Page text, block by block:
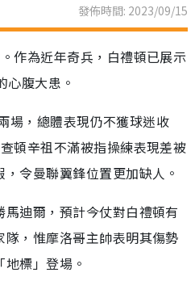
發佈時間: 2023/09/15
作為近年奇兵，白禮頓已展示
腹大患。
場，總體表現仍不獲球迷收
頓辛祖不滿被指操練表現差被
令曼聯翼鋒位置更加缺人。
迪爾，預計今仗對白禮頓有
，惟摩洛哥主帥表明其傷勢
標」登場。